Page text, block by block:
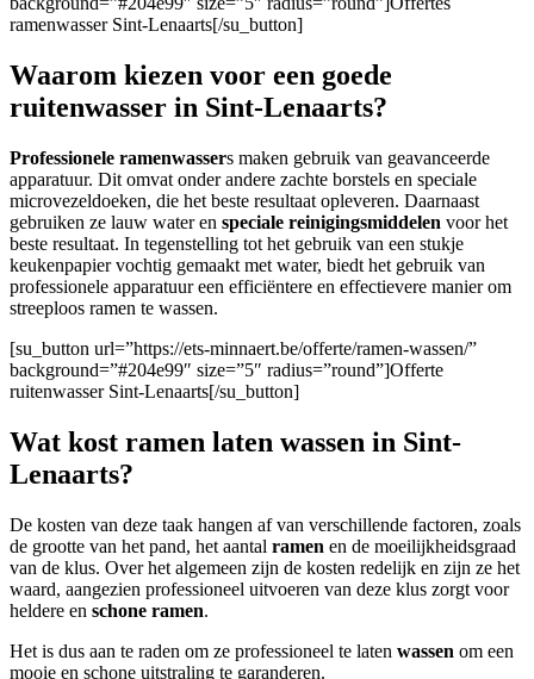
ramenwasser Sint-Lenaarts[/su_button]
Waarom kiezen voor een goede
ruitenwasser in Sint-Lenaarts?
Professionele ramenwassers maken gebruik van geavanceerde
apparatuur. Dit omvat onder andere zachte borstels en speciale
microvezeldoeken, die het beste resultaat opleveren. Daarnaast
gebruiken ze lauw water en speciale reinigingsmiddelen voor het
beste resultaat. In tegenstelling tot het gebruik van een stukje
keukenpapier vochtig gemaakt met water, biedt het gebruik van
professionele apparatuur een efficiëntere en effectievere manier om
streeploos ramen te wassen.
[su_button url=”https://ets-minnaert.be/offerte/ramen-wassen/”
background=”#204e99″ size=”5″ radius=”round”]Offerte
ruitenwasser Sint-Lenaarts[/su_button]
Wat kost ramen laten wassen in Sint-
Lenaarts?
De kosten van deze taak hangen af van verschillende factoren, zoals
de grootte van het pand, het aantal ramen en de moeilijkheidsgraad
van de klus. Over het algemeen zijn de kosten redelijk en zijn ze het
waard, aangezien professioneel uitvoeren van deze klus zorgt voor
heldere en schone ramen.
Het is dus aan te raden om ze professioneel te laten wassen om een
mooie en schone uitstraling te garanderen.